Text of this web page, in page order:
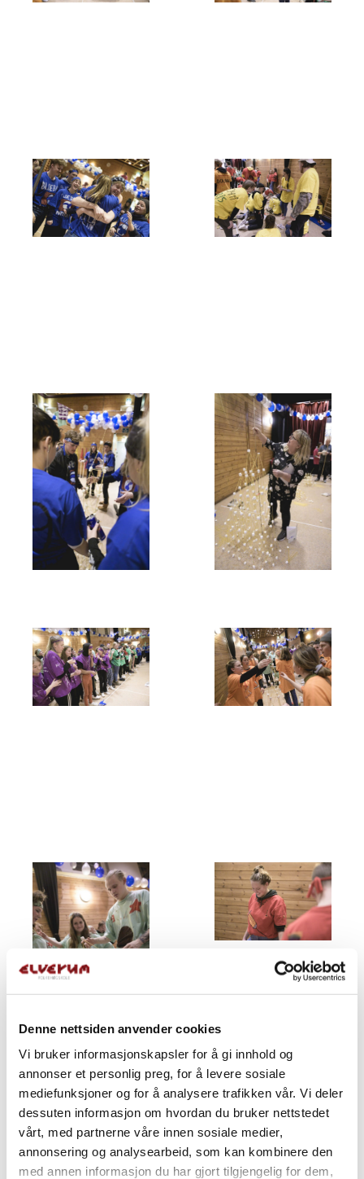
Denne nettsiden anvender cookies
Vi bruker informasjonskapsler for å gi innhold og
annonser et personlig preg, for å levere sosiale
mediefunksjoner og for å analysere trafikken vår. Vi deler
dessuten informasjon om hvordan du bruker nettstedet
vårt, med partnerne våre innen sosiale medier,
annonsering og analysearbeid, som kan kombinere den
med annen informasjon du har gjort tilgjengelig for dem,